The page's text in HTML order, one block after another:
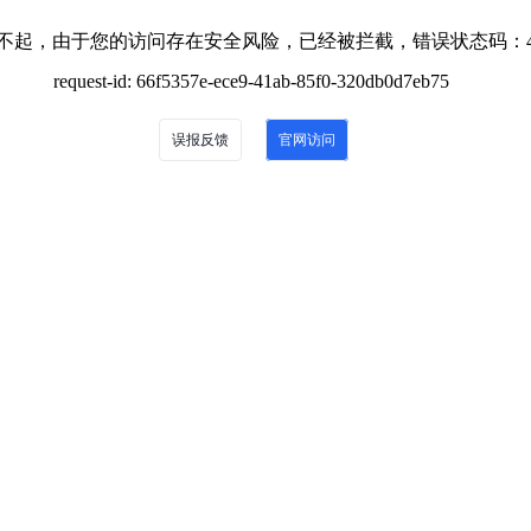
起，由于您的访问存在安全风险，已经被拦截，错误状态码：
request-id: 66f5357e-ece9-41ab-85f0-320db0d7eb75
误报反馈 官网访问